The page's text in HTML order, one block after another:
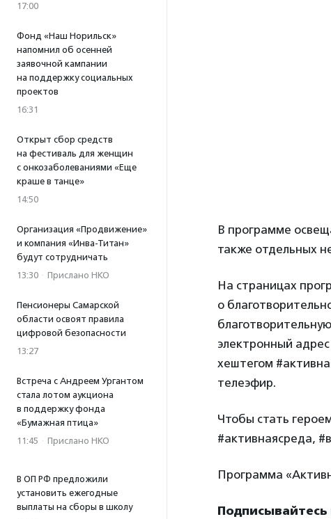
17:00
Фонд «Наш Норильск»
напомнил об осенней
заявочной кампании
на поддержку социальных
проектов
16:31
Открыт сбор средств
на фестиваль для женщин
с онкозаболеваниями «Еще
краше в танце»
14:50
Организация «Продвижение»
и компания «Инва-Титан»
будут сотрудничать
13:30 · Прислано НКО
Пенсионеры Самарской
области освоят правила
цифровой безопасности
13:27
Встреча с Андреем Ургантом
стала лотом аукциона
в поддержку фонда
«Бумажная птица»
11:45 · Прислано НКО
В ОП РФ предложили
установить ежегодные
выплаты на сборы в школу
В программе
также отдельных
На страницах
о
электронный
хештегом
телеэфир.
Чтобы стать
#активнаясреда,
Программа
Подписывайтесь